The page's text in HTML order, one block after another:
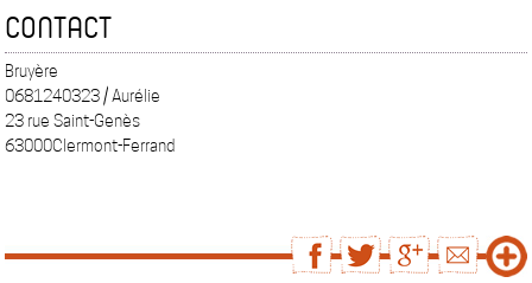
CONTACT
Bruyère
0681240323 / Aurélie
23 rue Saint-Genès
63000Clermont-Ferrand